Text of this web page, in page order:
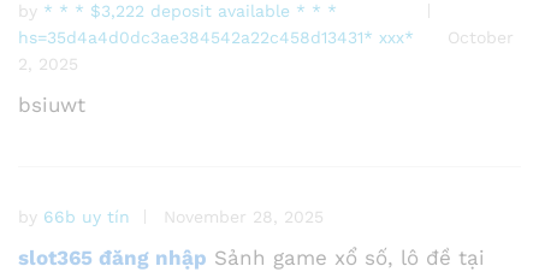
R
at
e
d
5
by * * * $3,222 deposit available * * *
hs=35d4a4d0dc3ae384542a22c458d13431* ххх*
October
2, 2025
bsiuwt
by 66b uy tín November 28, 2025
slot365 đăng nhập Sảnh game xổ số, lô đề tại